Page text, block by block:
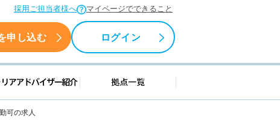
採用ご担当者様へ マイページでできること
申し込む ログイン
援情報 キャリアアドバイザー紹介 拠点一覧
可の求人